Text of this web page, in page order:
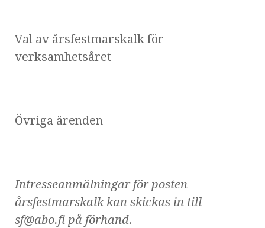
Val av årsfestmarskalk för
verksamhetsåret
Övriga ärenden
Intresseanmälningar för posten
årsfestmarskalk kan skickas in till
sf@abo.fi på förhand.